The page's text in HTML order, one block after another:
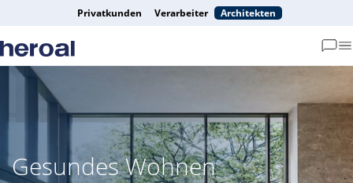
Privatkunden Verarbeiter Architekten
Gesundes Wohnen